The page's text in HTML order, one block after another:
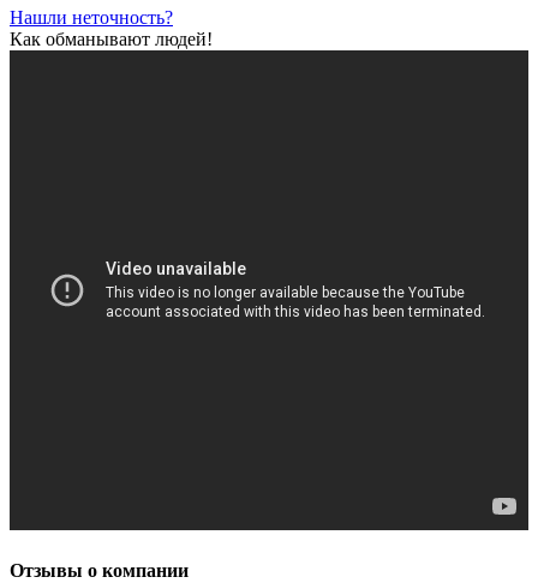
Нашли неточность?
Как обманывают людей!
Отзывы о компании